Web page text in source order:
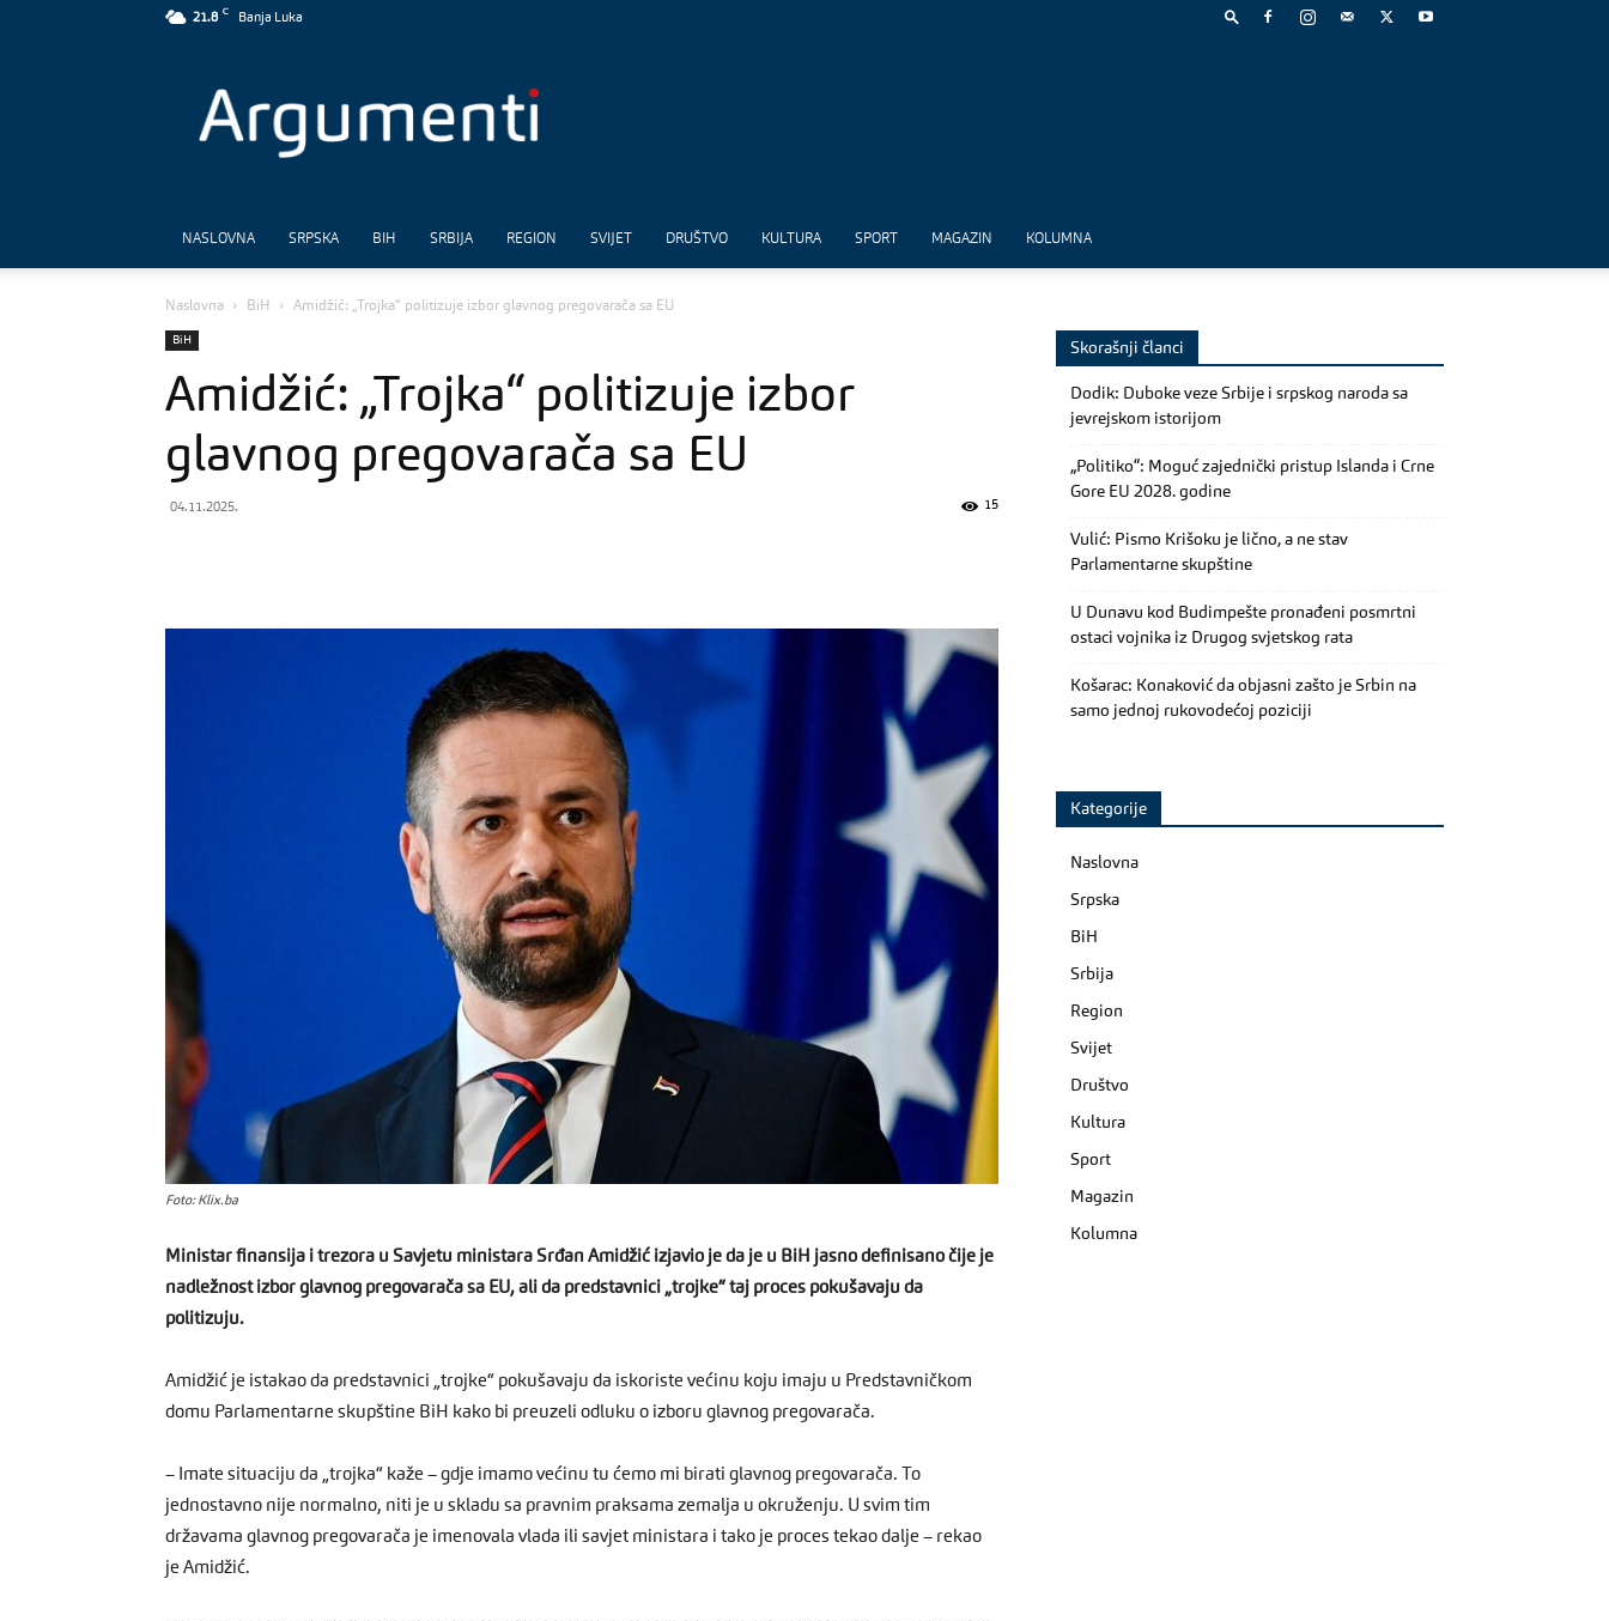
21.8
C
Banja Luka
NASLOVNA SRPSKA BIH SRBIJA REGION SVIJET DRUŠTVO KULTURA SPORT MAGAZIN KOLUMNA
Naslovna BiH Amidžić: „Trojka“ politizuje izbor glavnog pregovarača sa EU
BiH
Amidžić: „Trojka“ politizuje izbor
glavnog pregovarača sa EU
04.11.2025. 15
Foto: Klix.ba
Ministar finansija i trezora u Savjetu ministara Srđan Amidžić izjavio je da je u BiH jasno definisano čije je
nadležnost izbor glavnog pregovarača sa EU, ali da predstavnici „trojke“ taj proces pokušavaju da
politizuju.
Amidžić je istakao da predstavnici „trojke“ pokušavaju da iskoriste većinu koju imaju u Predstavničkom
domu Parlamentarne skupštine BiH kako bi preuzeli odluku o izboru glavnog pregovarača.
– Imate situaciju da „trojka“ kaže – gdje imamo većinu tu ćemo mi birati glavnog pregovarača. To
jednostavno nije normalno, niti je u skladu sa pravnim praksama zemalja u okruženju. U svim tim
državama glavnog pregovarača je imenovala vlada ili savjet ministara i tako je proces tekao dalje – rekao
je Amidžić.
Skorašnji članci
Dodik: Duboke veze Srbije i srpskog naroda sa
jevrejskom istorijom
„Politiko“: Moguć zajednički pristup Islanda i Crne
Gore EU 2028. godine
Vulić: Pismo Krišoku je lično, a ne stav
Parlamentarne skupštine
U Dunavu kod Budimpešte pronađeni posmrtni
ostaci vojnika iz Drugog svjetskog rata
Košarac: Konaković da objasni zašto je Srbin na
samo jednoj rukovodećoj poziciji
Kategorije
Naslovna
Srpska
BiH
Srbija
Region
Svijet
Društvo
Kultura
Sport
Magazin
Kolumna